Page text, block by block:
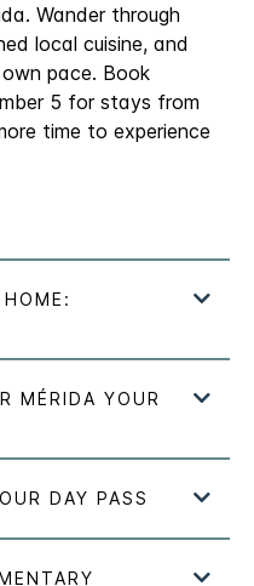
Wander through
local cuisine, and
pace. Book
5 for stays from
time to experience